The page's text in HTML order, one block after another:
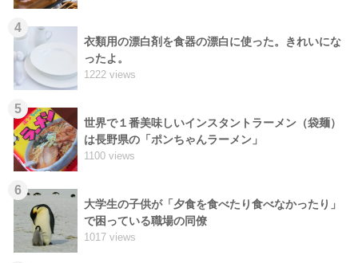
4
衣類用の漂白剤を食器の漂白に使った。きれいにな
ったよ。
1222 views
5
世界で１番美味しいインスタントラーメン（袋麺）
は長野県の「ポンちゃんラーメン」
1100 views
6
大学生の子供が「夕食を食べたり食べなかったり」
で困っている職場の同僚
1017 views